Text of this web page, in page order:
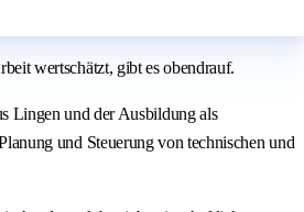
wertschätzt, gibt es obendrauf.
Lingen und der Ausbildung als
und Steuerung von technischen und